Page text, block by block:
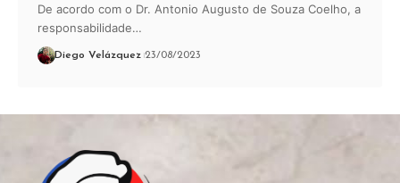
De acordo com o Dr. Antonio Augusto de Souza Coelho, a
responsabilidade…
Diego Velázquez 23/08/2023